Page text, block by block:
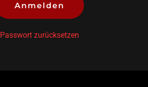
Anmelden
Passwort zurücksetzen